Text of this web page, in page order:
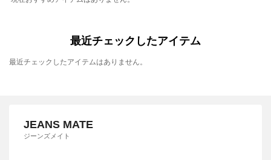
最近チェックしたアイテム
最近チェックしたアイテムはありません。
JEANS MATE
ジーンズメイト